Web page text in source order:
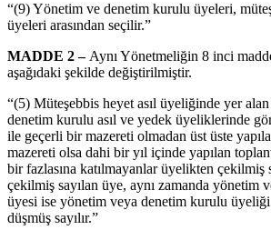
“(9) Yönetim ve denetim kurulu üyeleri,
üyeleri arasından seçilir.”
MADDE 2 – Aynı Yönetmeliğin 8 inci
aşağıdaki şekilde değiştirilmiştir.
“(5) Müteşebbis heyet asıl üyeliğinde yer
denetim kurulu asıl ve yedek üyeliklerinde
ile geçerli bir mazereti olmadan üst üste
mazereti olsa dahi bir yıl içinde yapılan
bir fazlasına katılmayanlar üyelikten çekilmiş
çekilmiş sayılan üye, aynı zamanda yönetim
üyesi ise yönetim veya denetim kurulu
düşmüş sayılır.”